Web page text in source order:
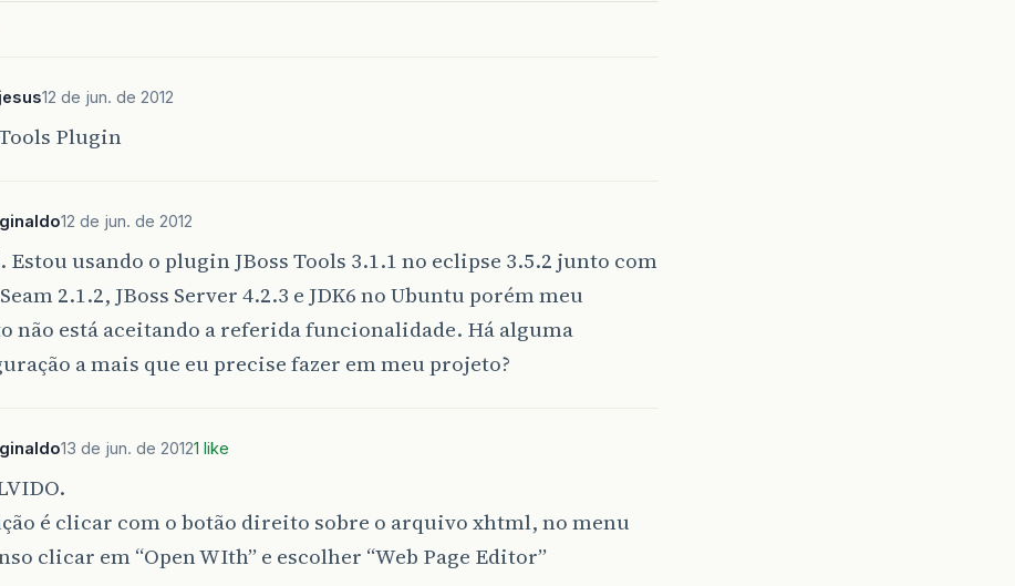
12 de jun. de 2012
Plugin
12 de jun. de 2012
Estou usando o plugin JBoss Tools 3.1.1 no eclipse 3.5.2 junto com
2.1.2, JBoss Server 4.2.3 e JDK6 no Ubuntu porém meu
não está aceitando a referida funcionalidade. Há alguma
a mais que eu precise fazer em meu projeto?
13 de jun. de 20121 like
é clicar com o botão direito sobre o arquivo xhtml, no menu
clicar em “Open WIth” e escolher “Web Page Editor”